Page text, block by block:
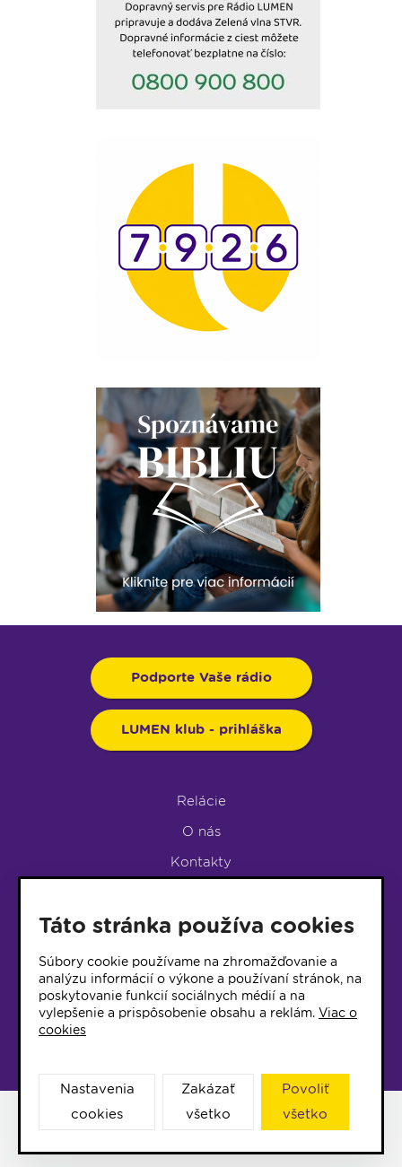
Podporte Vaše rádio
LUMEN klub - prihláška
Relácie
O nás
Kontakty
LUMEN KLUB
LUMEN KLUB PRIHLÁŠKA
© 2017 Rádio Lumen, Všetky práva vyhradené
Facebook
Táto stránka používa cookies
Súbory cookie používame na zhromažďovanie a
analýzu informácií o výkone a používaní stránok, na
poskytovanie funkcií sociálnych médií a na
vylepšenie a prispôsobenie obsahu a reklám. Viac o
cookies
Nastavenia
cookies
Zakázať
všetko
Povoliť
všetko